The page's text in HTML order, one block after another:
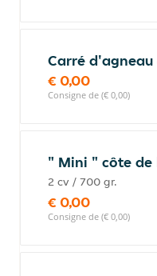
Carré d'agneau
€ 0,00
Consigne de (€ 0,00)
" Mini " côte de
2 cv / 700 gr.
€ 0,00
Consigne de (€ 0,00)